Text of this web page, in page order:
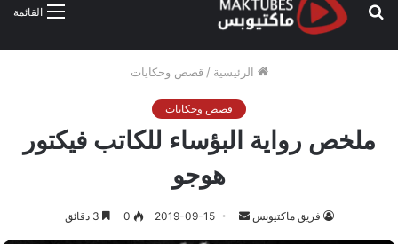
القائمة
بحث
الرئيسية / قصص وحكايات
قصص وحكايات
ملخص رواية البؤساء للكاتب فيكتور
هوجو
فريق ماكتيوبس
أرسل2019-09-15
0